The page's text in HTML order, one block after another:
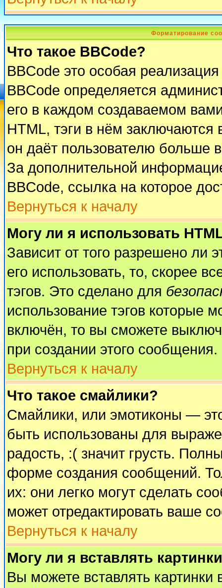
Форматирование
Что такое BBCode?
BBCode это особая
BBCode определяется
его в каждом создаваемом
HTML, тэги в нём заключаются
он даёт пользователю больше
За дополнительной
BBCode, ссылка на которое
Вернуться к началу
Могу ли я использовать
Зависит от того разрешено ли
его использовать, то, скорее
тэгов. Это сделано для
использование тэгов которые
включён, то вы сможете
при создании этого сообщения.
Вернуться к началу
Что такое смайлики?
Смайлики, или эмотиконы —
быть использованы для
радость, :( значит грусть.
форме создания сообщений.
их: они легко могут сделать
может отредактировать ваше
Вернуться к началу
Могу ли я вставлять
Вы можете вставлять